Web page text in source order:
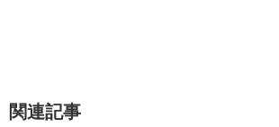
関連記事